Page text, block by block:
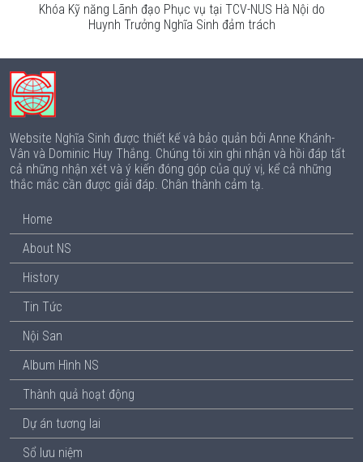
Khóa Kỹ năng Lãnh đạo Phục vụ tại TCV-NUS Hà Nội do
Huynh Trưởng Nghĩa Sinh đảm trách
Website Nghĩa Sinh được thiết kế và bảo quản bởi Anne Khánh-
Vân và Dominic Huy Thắng. Chúng tôi xin ghi nhận và hồi đáp tất
cả những nhận xét và ý kiến đóng góp của quý vị, kể cả những
thắc mắc cần được giải đáp. Chân thành cảm tạ.
Home
About NS
History
Tin Tức
Nội San
Album Hình NS
Thành quả hoạt động
Dự án tương lai
Sổ lưu niệm